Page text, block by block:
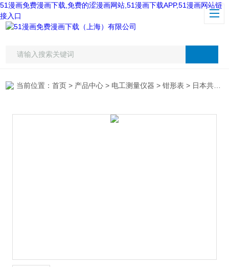
51漫画免费漫画下载,免费的涩漫画网站,51漫画下载APP,51漫画网站链
接入口
当前位置：首页 > 产品中心 > 电工测量仪器 >钳形表 > 日本共立2007A数字式交流钳表